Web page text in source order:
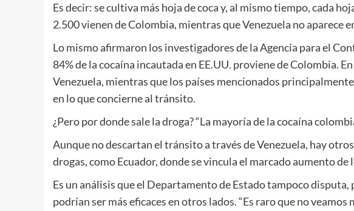
Es decir: se cultiva más hoja de coca y, al mismo tiempo, cada
2.500 vienen de Colombia, mientras que Venezuela no
Lo mismo afirmaron los investigadores de la Agencia para el
84% de la cocaína incautada en EE.UU. proviene de Colombia.
Venezuela, mientras que los países mencionados
en lo que concierne al tránsito.
¿Pero por donde sale la droga? “La mayoría de la cocaína
Aunque no descartan el tránsito a través de Venezuela, hay
drogas, como Ecuador, donde se vincula el marcado aumento
Es un análisis que el Departamento de Estado tampoco
podrían ser más eficaces en otros lados. “Es raro que no